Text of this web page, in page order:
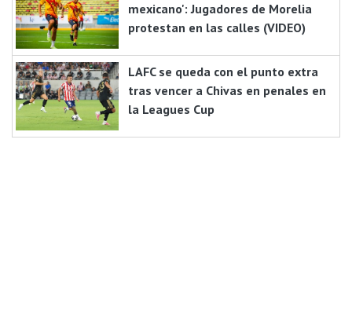
mexicano': Jugadores de Morelia
protestan en las calles (VIDEO)
LAFC se queda con el punto extra
tras vencer a Chivas en penales en
la Leagues Cup